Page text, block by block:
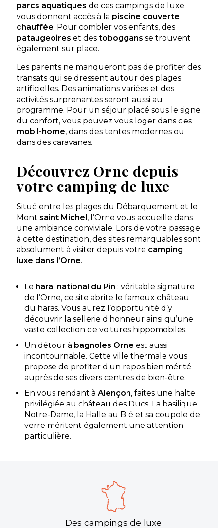
parcs aquatiques de ces campings de luxe
vous donnent accès à la piscine couverte
chauffée. Pour combler vos enfants, des
pataugeoires et destoboggans se trouvent
également sur place.
Les parents ne manqueront pas de profiter des
transats qui se dressent autour des plages
artificielles. Des animations variées et des
activités surprenantes seront aussi au
programme. Pour un séjour placé sous le signe
du confort, vous pouvez vous loger dans des
mobil-home, dans des tentes modernes ou
dans des caravanes.
Découvrez Orne depuis
votre camping de luxe
Situé entre les plages du Débarquement et le
Mont saint Michel, l’Orne vous accueille dans
une ambiance conviviale. Lors de votre passage
à cette destination, des sites remarquables sont
absolument à visiter depuis votre camping
luxe dans l’Orne.
Le harai national du Pin : véritable signature
de l’Orne, ce site abrite le fameux château
du haras. Vous aurez l’opportunité d’y
découvrir la sellerie d’honneur ainsi qu’une
vaste collection de voitures hippomobiles.
Un détour à bagnoles Orne est aussi
incontournable. Cette ville thermale vous
propose de profiter d’un repos bien mérité
auprès de ses divers centres de bien-être.
En vous rendant àAlençon, faites une halte
privilégiée au château des Ducs. La basilique
Notre-Dame, la Halle au Blé et sa coupole de
verre méritent également une attention
particulière.
Des campings de luxe